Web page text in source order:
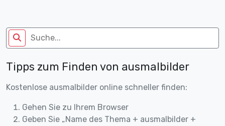
Tipps zum Finden von ausmalbilder
Kostenlose ausmalbilder online schneller finden:
Gehen Sie zu Ihrem Browser
Geben Sie „Name des Thema + ausmalbilder +